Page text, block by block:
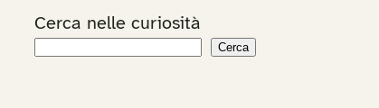
Cerca nelle curiosità
Cerca